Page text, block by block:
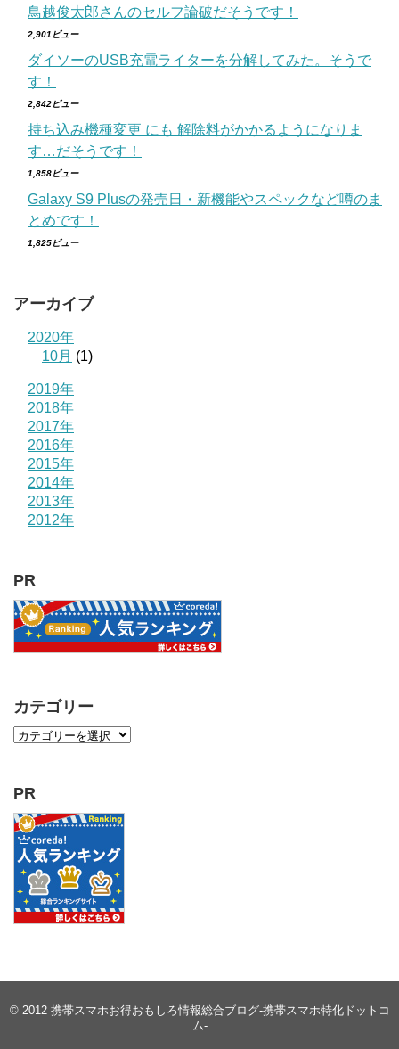
鳥越俊太郎さんのセルフ論破だそうです！
2,901ビュー
ダイソーのUSB充電ライターを分解してみた。そうで
す！
2,842ビュー
持ち込み機種変更 にも 解除料がかかるようになりま
す…だそうです！
1,858ビュー
Galaxy S9 Plusの発売日・新機能やスペックなど噂のま
とめです！
1,825ビュー
アーカイブ
2020年
10月 (1)
2019年
2018年
2017年
2016年
2015年
2014年
2013年
2012年
PR
カテゴリー
PR
© 2012 携帯スマホお得おもしろ情報総合ブログ-携帯スマホ特化ドットコ
ム-